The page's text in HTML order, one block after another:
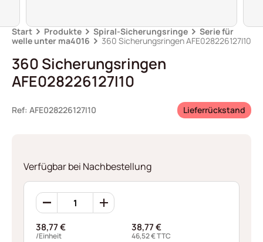
Start Produkte Spiral-Sicherungsringe
Serie für
welle unter ma4016
360 Sicherungsringen AFE028226127I10
360 Sicherungsringen
AFE028226127I10
Ref: AFE028226127I10 Lieferrückstand
Verfügbar bei Nachbestellung
360
Sicherungsringen
Menge
38,77€
/Einheit
38,77€
46,52€TTC